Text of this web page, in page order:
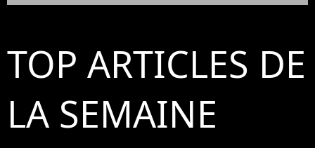
TOP ARTICLES DE
LA SEMAINE